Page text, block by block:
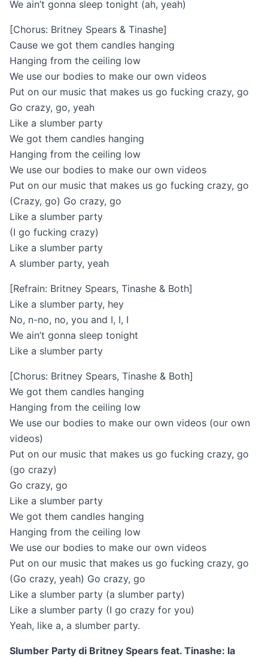
We ain’t gonna sleep tonight (ah, yeah)
[Chorus: Britney Spears & Tinashe]
Cause we got them candles hanging
Hanging from the ceiling low
We use our bodies to make our own videos
Put on our music that makes us go fucking crazy, go
Go crazy, go, yeah
Like a slumber party
We got them candles hanging
Hanging from the ceiling low
We use our bodies to make our own videos
Put on our music that makes us go fucking crazy, go
(Crazy, go) Go crazy, go
Like a slumber party
(I go fucking crazy)
Like a slumber party
A slumber party, yeah
[Refrain: Britney Spears, Tinashe & Both]
Like a slumber party, hey
No, n-no, no, you and I, I, I
We ain’t gonna sleep tonight
Like a slumber party
[Chorus: Britney Spears, Tinashe & Both]
We got them candles hanging
Hanging from the ceiling low
We use our bodies to make our own videos (our own
videos)
Put on our music that makes us go fucking crazy, go
(go crazy)
Go crazy, go
Like a slumber party
We got them candles hanging
Hanging from the ceiling low
We use our bodies to make our own videos
Put on our music that makes us go fucking crazy, go
(Go crazy, yeah) Go crazy, go
Like a slumber party (a slumber party)
Like a slumber party (I go crazy for you)
Yeah, like a, a slumber party.
Slumber Party di Britney Spears feat. Tinashe: la